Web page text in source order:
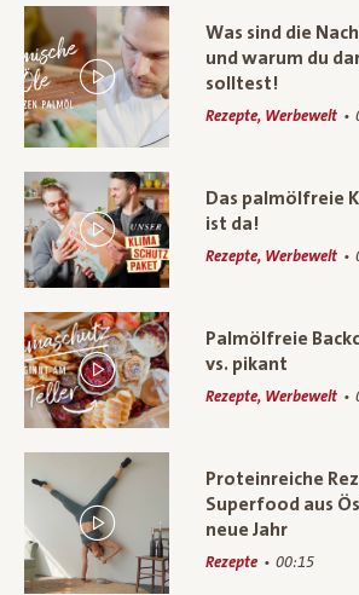
Was sind die
und warum du
solltest!
Rezepte, Werbewelt
Das palmölfreie
ist da!
Rezepte, Werbewelt
Palmölfreie
vs. pikant
Rezepte, Werbewelt
Proteinreiche
Superfood aus
neue Jahr
Rezepte 00:15